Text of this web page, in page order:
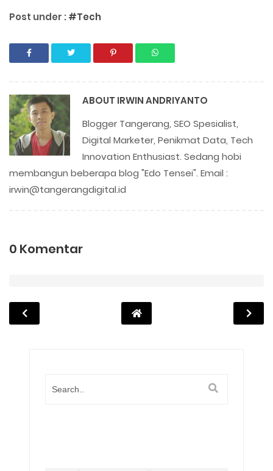
Post under :#Tech
ABOUT IRWIN ANDRIYANTO
Blogger Tangerang, SEO Spesialist,
Digital Marketer, Penikmat Data, Tech
Innovation Enthusiast. Sedang hobi
membangun beberapa blog "Edo Tensei". Email :
irwin@tangerangdigital.id
0 Komentar